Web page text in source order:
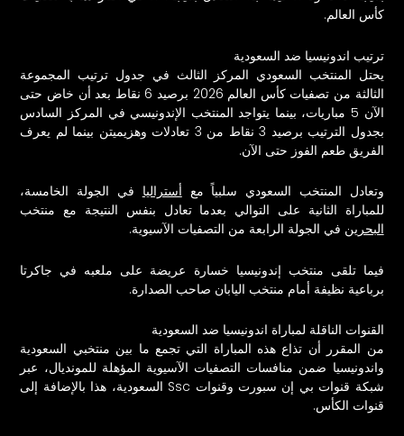
كأس العالم.
ترتيب اندونيسيا ضد السعودية
يحتل المنتخب السعودي المركز الثالث في جدول ترتيب المجموعة
الثالثة من تصفيات كأس العالم 2026 برصيد 6 نقاط بعد أن خاض حتى
الآن 5 مباريات، بينما يتواجد المنتخب الإندونيسي في المركز السادس
بجدول الترتيب برصيد 3 نقاط من 3 تعادلات وهزيميتن بينما لم يعرف
الفريق طعم الفوز حتى الآن.
وتعادل المنتخب السعودي سلبياً مع أستراليا في الجولة الخامسة،
للمباراة الثانية على التوالي بعدما تعادل بنفس النتيجة مع منتخب
البحرين في الجولة الرابعة من التصفيات الآسيوية.
فيما تلقى منتخب إندونيسيا خسارة عريضة على ملعبه في جاكرتا
برباعية نظيفة أمام منتخب اليابان صاحب الصدارة.
القنوات الناقلة لمباراة اندونيسيا ضد السعودية
من المقرر أن تذاع هذه المباراة التي تجمع ما بين منتخبي السعودية
واندونيسيا ضمن منافسات التصفيات الآسيوية المؤهلة للمونديال، عبر
شبكة قنوات بي إن سبورت وقنوات Ssc السعودية، هذا بالإضافة إلى
قنوات الكأس.